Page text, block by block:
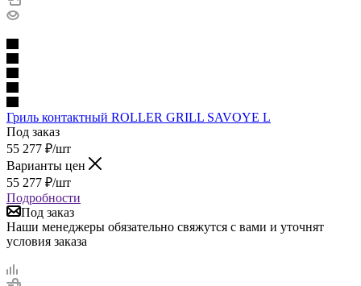
Гриль контактный ROLLER GRILL SAVOYE L
Под заказ
55 277 ₽/шт
Варианты цен
55 277 ₽/шт
Подробности
Под заказ
Наши менеджеры обязательно свяжутся с вами и уточнят
условия заказа